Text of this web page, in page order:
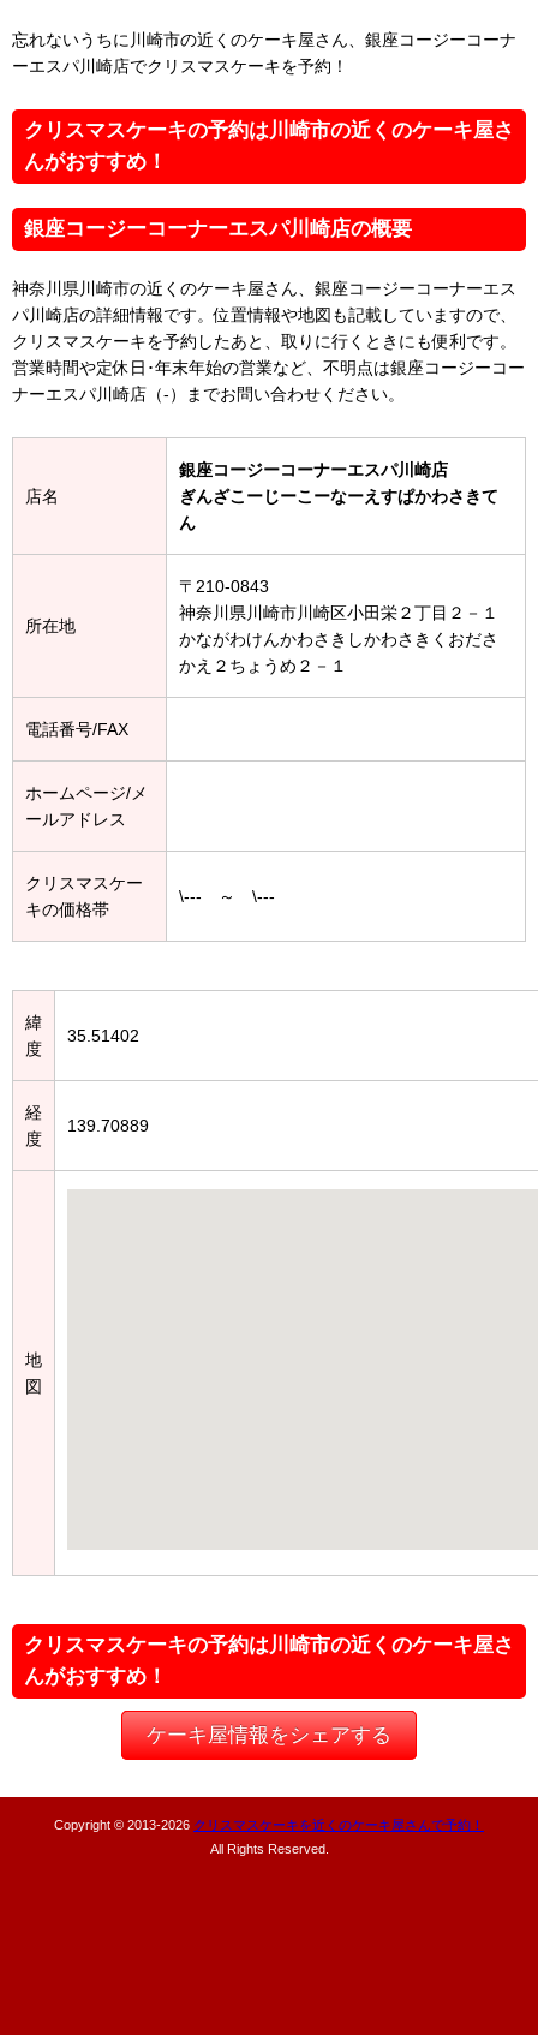
忘れないうちに川崎市の近くのケーキ屋さん、銀座コージーコーナ
ーエスパ川崎店でクリスマスケーキを予約！
クリスマスケーキの予約は川崎市の近くのケーキ屋さ
んがおすすめ！
銀座コージーコーナーエスパ川崎店の概要
神奈川県川崎市の近くのケーキ屋さん、銀座コージーコーナーエス
パ川崎店の詳細情報です。位置情報や地図も記載していますので、
クリスマスケーキを予約したあと、取りに行くときにも便利です。
営業時間や定休日･年末年始の営業など、不明点は銀座コージーコー
ナーエスパ川崎店（-）までお問い合わせください。
店名
銀座コージーコーナーエスパ川崎店
ぎんざこーじーこーなーえすぱかわさきて
ん
所在地
〒210-0843
神奈川県川崎市川崎区小田栄２丁目２－１
かながわけんかわさきしかわさきくおださ
かえ２ちょうめ２－１
電話番号/FAX
ホームページ/メ
ールアドレス
クリスマスケー
キの価格帯
\--- ～ \---
緯
度
35.51402
経
度
139.70889
地
図
クリスマスケーキの予約は川崎市の近くのケーキ屋さ
んがおすすめ！
ケーキ屋情報をシェアする
Copyright © 2013-2026 クリスマスケーキを近くのケーキ屋さんで予約！
All Rights Reserved.